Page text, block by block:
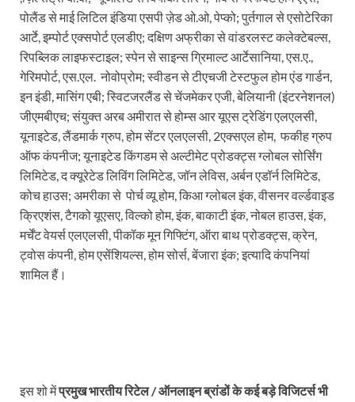
पोलैंड से माई लिटिल इंडिया एसपी ज़ेड ओ.ओ, पेप्को; पुर्तगाल से एसोटेरिका
आर्टे, इम्पोर्ट एक्सपोर्ट एलडीए; दक्षिण अफ्रीका से वांडरलस्ट कलेक्टेबल्स,
रिपब्लिक लाइफस्टाइल; स्पेन से साइन्स ग्रिमाल्ट आर्टेसानिया, एस.ए.,
गेरिमपोर्ट, एस.एल. नोवोप्रोम; स्वीडन से टीएचजी टेस्टफुल होम एंड गार्डन,
इन इंडी, मासिंग एबी; स्विटजरलैंड से चेंजमेकर एजी, बेलियानी (इंटरनेशनल)
जीएमबीएच; संयुक्त अरब अमीरात से होम्स आर यूएस ट्रेडिंग एलएलसी,
यूनाइटेड, लैंडमार्क ग्रुप, होम सेंटर एलएलसी, 2एक्सएल होम, फकीह ग्रुप
ऑफ कंपनीज; यूनाइटेड किंगडम से अल्टीमेट प्रोडक्ट्स ग्लोबल सोर्सिंग
लिमिटेड, द क्यूरेटेड लिविंग लिमिटेड, जॉन लेविस, अर्बन एडॉर्न लिमिटेड,
कोच हाउस; अमरीका से पोर्च व्यू होम, किआ ग्लोबल इंक, वीसनर वर्ल्डवाइड
क्रिएशंस, टैगको यूएसए, विल्को होम, इंक, बाकाटी इंक, नोबल हाउस, इंक,
मर्चेंट वेयर्स एलएलसी, पीकॉक मून गिफ्टिंग, ऑरा बाथ प्रोडक्ट्स, क्रेन,
ट्वोस कंपनी, होम एसेंशियल्स, होम सोर्स, बेंजारा इंक; इत्यादि कंपनियां
शामिल हैं।
इस शो मेंप्रमुख भारतीय रिटेल / ऑनलाइन ब्रांडों के कई बड़े विजिटर्स भी